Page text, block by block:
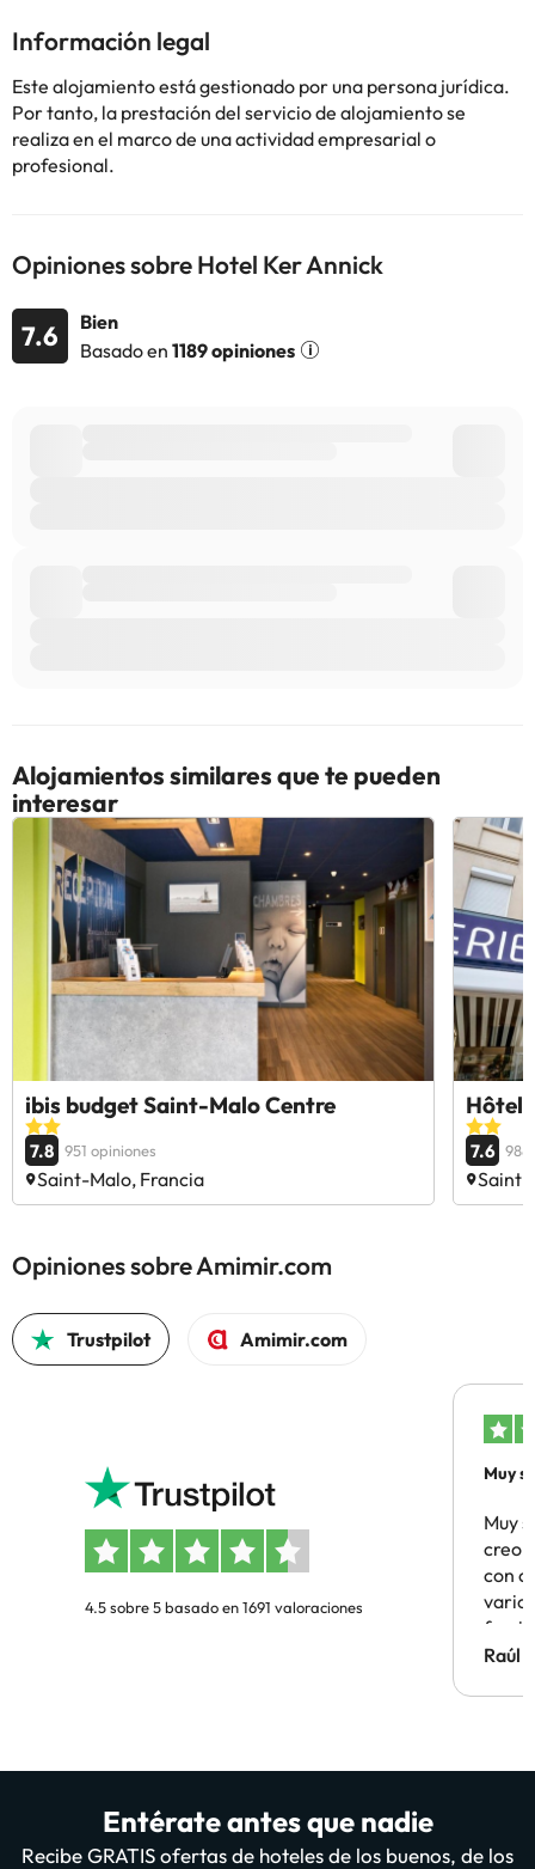
consultar sus tarifas directamente en el establecimiento. Toda la
alojamiento. Si tienes dudas, contáctanos.
Información legal
Este alojamiento está gestionado por una persona jurídica.
Por tanto, la prestación del servicio de alojamiento se
realiza en el marco de una actividad empresarial o
profesional.
Opiniones sobre Hotel Ker Annick
7.6
Bien
Basado en 1189 opiniones
Alojamientos similares que te pueden
interesar
ibis budget Saint-Malo Centre
7.8 951 opiniones
Saint-Malo, Francia
Hôtel
7.6 988
Saint-
Opiniones sobre Amimir.com
Trustpilot Amimir.com
4.5 sobre 5 basado en 1691 valoraciones
Muy
Muy
creo
con
Hotel
Raúl
Entérate antes que nadie
Recibe GRATIS ofertas de hoteles de los buenos, de los